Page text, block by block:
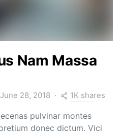
Nam Massa
June 28, 2018 1K shares
pulvinar montes
donec dictum. Vici